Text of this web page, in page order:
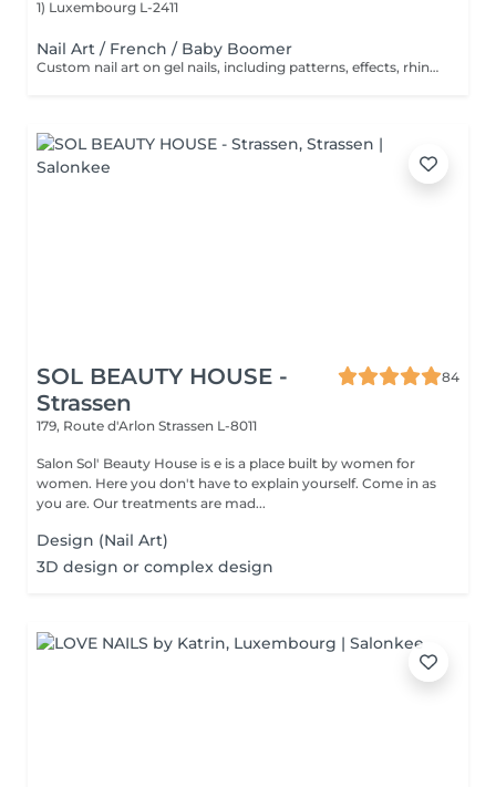
1) Luxembourg L-2411
Nail Art / French / Baby Boomer
Custom nail art on gel nails, including patterns, effects, rhinestones or artistic designs. Add-on service to gel or semi-permanent treatments.
SOL BEAUTY HOUSE -
Strassen
84
179, Route d'Arlon Strassen L-8011
Salon Sol' Beauty House is e is a place built by women for
women. Here you don't have to explain yourself. Come in as
you are. Our treatments are mad...
Design (Nail Art)
3D design or complex design